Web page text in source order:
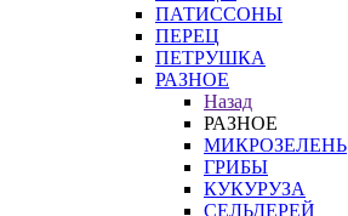
ПАТИССОНЫ
ПЕРЕЦ
ПЕТРУШКА
РАЗНОЕ
Назад
РАЗНОЕ
МИКРОЗЕЛЕНЬ
ГРИБЫ
КУКУРУЗА
СЕЛЬДЕРЕЙ